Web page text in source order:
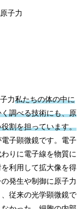
力私たちの体の中に
調べる技術にも、原
割を担っています。
子顕微鏡です。電子
りに電子線を物質に
利用して拡大像を得
発生や制御に原子力
従来の光学顕微鏡で